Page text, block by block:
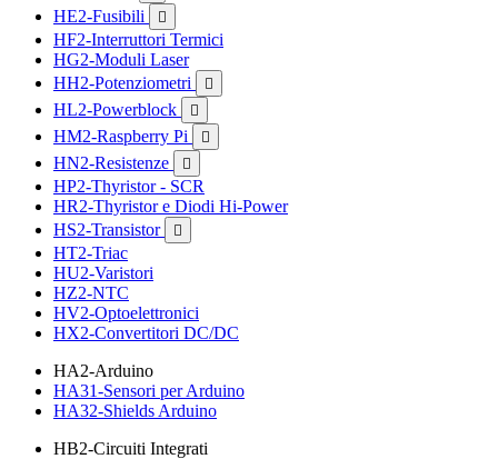
HE2-Fusibili 
HF2-Interruttori Termici
HG2-Moduli Laser
HH2-Potenziometri

HL2-Powerblock 
HM2-Raspberry Pi 
HN2-Resistenze 
HP2-Thyristor - SCR
HR2-Thyristor e Diodi Hi-Power
HS2-Transistor

HT2-Triac
HU2-Varistori
HZ2-NTC
HV2-Optoelettronici
HX2-Convertitori DC/DC
HA2-Arduino
HA31-Sensori per Arduino
HA32-Shields Arduino
HB2-Circuiti Integrati